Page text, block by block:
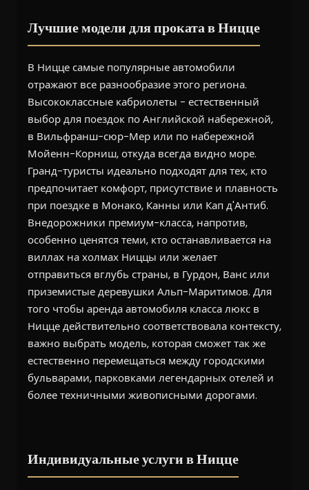
Лучшие модели для проката в Ницце
В Ницце самые популярные автомобили
отражают все разнообразие этого региона.
Высококлассные кабриолеты - естественный
выбор для поездок по Английской набережной,
в Вильфранш-сюр-Мер или по набережной
Мойенн-Корниш, откуда всегда видно море.
Гранд-туристы идеально подходят для тех, кто
предпочитает комфорт, присутствие и плавность
при поездке в Монако, Канны или Кап д'Антиб.
Внедорожники премиум-класса, напротив,
особенно ценятся теми, кто останавливается на
виллах на холмах Ниццы или желает
отправиться вглубь страны, в Гурдон, Ванс или
приземистые деревушки Альп-Маритимов. Для
того чтобы аренда автомобиля класса люкс в
Ницце действительно соответствовала контексту,
важно выбрать модель, которая сможет так же
естественно перемещаться между городскими
бульварами, парковками легендарных отелей и
более техничными живописными дорогами.
Индивидуальные услуги в Ницце